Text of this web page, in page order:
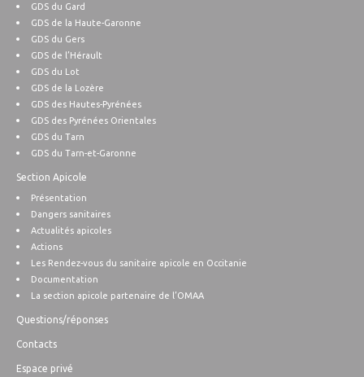
GDS du Gard
GDS de la Haute-Garonne
GDS du Gers
GDS de l’Hérault
GDS du Lot
GDS de la Lozère
GDS des Hautes-Pyrénées
GDS des Pyrénées Orientales
GDS du Tarn
GDS du Tarn-et-Garonne
Section Apicole
Présentation
Dangers sanitaires
Actualités apicoles
Actions
Les Rendez-vous du sanitaire apicole en Occitanie
Documentation
La section apicole partenaire de l’OMAA
Questions/réponses
Contacts
Espace privé